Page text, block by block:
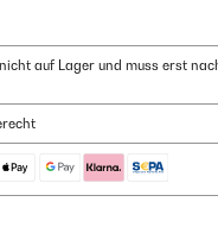
auf Lager und muss erst